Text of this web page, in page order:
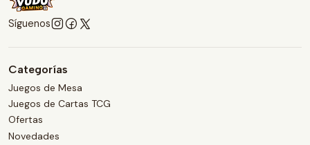
Síguenos
Categorías
Juegos de Mesa
Juegos de Cartas TCG
Ofertas
Novedades